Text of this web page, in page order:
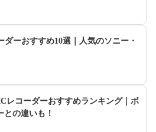
ダーおすすめ10選｜人気のソニー・
レコーダーおすすめランキング｜ボ
との違いも！